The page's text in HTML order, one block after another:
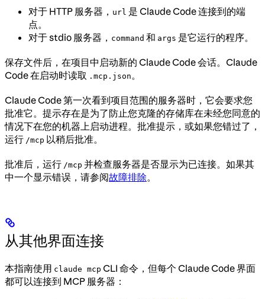
对于 HTTP 服务器， url 是 Claude Code 连接到的端
点。
对于 stdio 服务器， command 和 args 是它运行的程序。
保存文件后，在项目中启动新的 Claude Code 会话。Claude
Code 在启动时读取 .mcp.json 。
Claude Code 第一次看到项目范围的服务器时，它会要求您
批准它。提示存在是为了防止您克隆的存储库在未经您同意的
情况下在您的机器上启动进程。批准提示，或如果您错过了，
运行 /mcp 以稍后批准。
批准后，运行 /mcp 并检查服务器是否显示为已连接。如果其
中一个显示错误，请参阅故障排除。
从其他界面连接
本指南使用 claude mcp CLI 命令，但每个 Claude Code 界面
都可以连接到 MCP 服务器：